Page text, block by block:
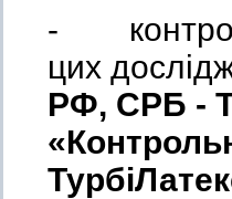
-
цих
РФ, СРБ -